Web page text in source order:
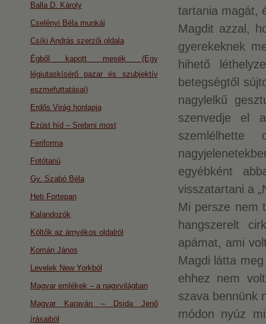
tartania magát,
Magdit azzal,
gyerekeknek
hihető
betegségtől
nagylelkű
szenvedje el
egyébként
visszatartani a
Mi persze nem
hangszerelt
apámat, ami
Magdi látta
ehhez nem
szava bennünk
módon nyúz
Balla D. Károly
Cselényi Béla munkái
Csíki András szerzői oldala
Égből kapott mesék (Egy
légiutaskísérő pazar és szubjektív
eszmefuttatásai)
Erdős Virág honlapja
Ezüst híd – Srebrni most
Feriforma
Fotótanú
Gy. Szabó Béla
Heti Fortepan
Kalandozók
Költők az árnyékos oldalról
Komán János
Levelek New Yorkból
Magyar emlékek – a nagyvilágban
Magyar Karaván – Dsida Jenő
írásaiból